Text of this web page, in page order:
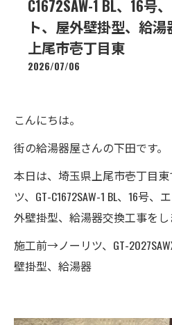
C1672SAW-1 BL、16
ト、屋外壁掛型、給
上尾市壱丁目東
2026/07/06
こんにちは。
街の給湯器屋さんの下田です。
本日は、埼玉県上尾市壱丁目
ツ、GT-C1672SAW-1 BL、16号
外壁掛型、給湯器交換工事をし
施工前→ノーリツ、GT-
壁掛型、給湯器